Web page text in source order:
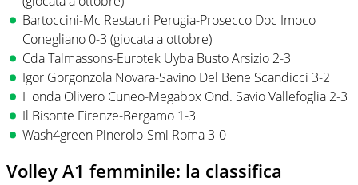
Bartoccini-Mc Restauri Perugia-Prosecco Doc Imoco
Conegliano 0-3 (giocata a ottobre)
Cda Talmassons-Eurotek Uyba Busto Arsizio 2-3
Igor Gorgonzola Novara-Savino Del Bene Scandicci 3-2
Honda Olivero Cuneo-Megabox Ond. Savio Vallefoglia 2-3
Il Bisonte Firenze-Bergamo 1-3
Wash4green Pinerolo-Smi Roma 3-0
Volley A1 femminile: la classifica